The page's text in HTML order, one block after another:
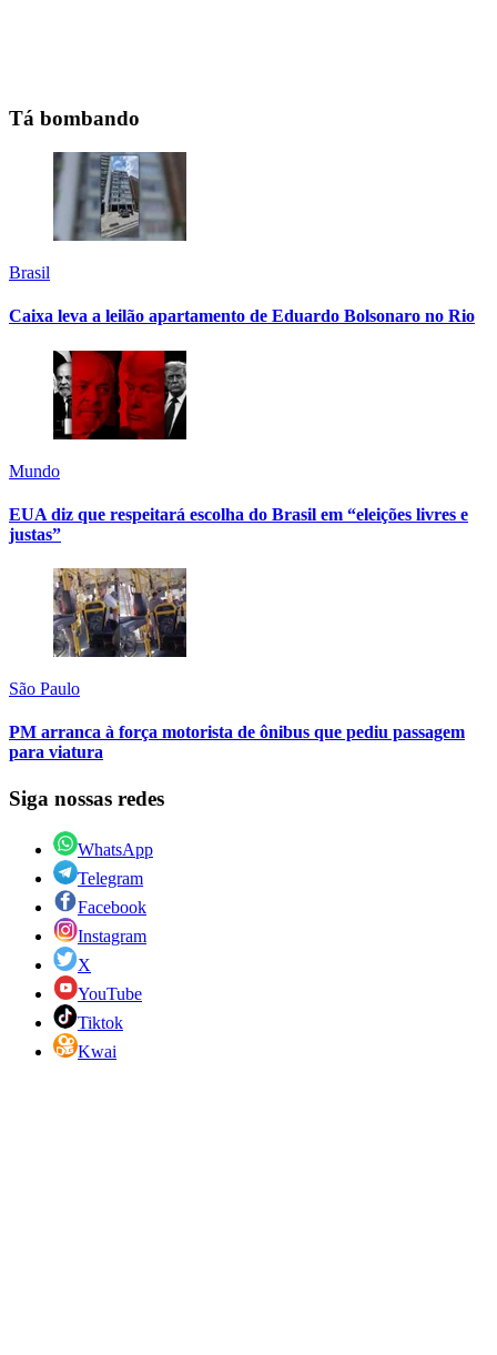
Tá bombando
Brasil
Caixa leva a leilão apartamento de Eduardo Bolsonaro no Rio
Mundo
EUA diz que respeitará escolha do Brasil em “eleições livres e
justas”
São Paulo
PM arranca à força motorista de ônibus que pediu passagem
para viatura
Siga nossas redes
WhatsApp
Telegram
Facebook
Instagram
X
YouTube
Tiktok
Kwai